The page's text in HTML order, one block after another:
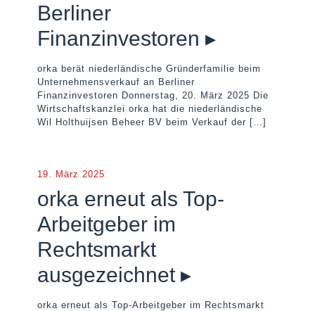
Berliner
Finanzinvestoren ▸
orka berät niederländische Gründerfamilie beim
Unternehmensverkauf an Berliner
Finanzinvestoren Donnerstag, 20. März 2025 Die
Wirtschaftskanzlei orka hat die niederländische
Wil Holthuijsen Beheer BV beim Verkauf der […]
19. März 2025
orka erneut als Top-
Arbeitgeber im
Rechtsmarkt
ausgezeichnet ▸
orka erneut als Top-Arbeitgeber im Rechtsmarkt